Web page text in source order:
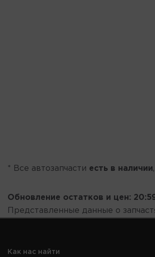
* Все автозапчасти есть в наличии
Обновление остатков и цен:
Представленные данные о
Как нас найти